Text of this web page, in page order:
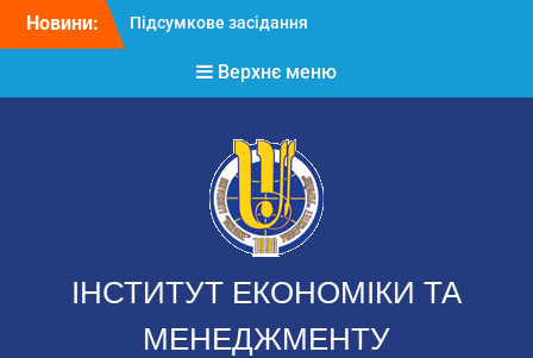
Новини:
Підсумкове засідання
Річний звіт аспірантів
Верхнє меню
ІНСТИТУТ ЕКОНОМІКИ ТА
МЕНЕДЖМЕНТУ